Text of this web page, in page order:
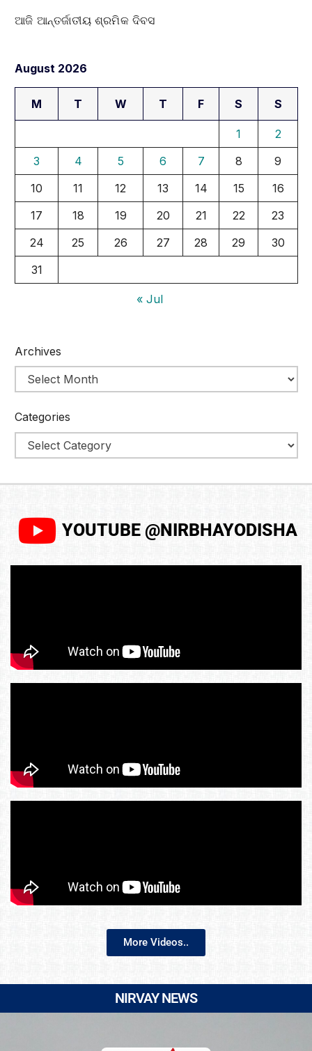
ଆଜି ଆନ୍ତର୍ଜାତୀୟ ଶ୍ରମିକ ଦିବସ
August 2026
M T W T F S S
1
2
3
4 5 6 7 8
9
10
11 12 13 14 15
16
17
18 19 20 21 22
23
24
25 26 27 28 29
30
31
« Jul
Archives
Categories
YOUTUBE @NIRBHAYODISHA
More Videos..
NIRVAY NEWS